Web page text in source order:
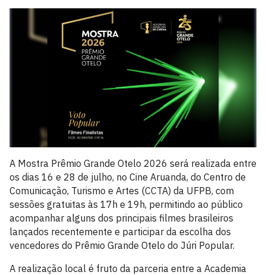
A Mostra Prêmio Grande Otelo 2026 será realizada entre
os dias 16 e 28 de julho, no Cine Aruanda, do Centro de
Comunicação, Turismo e Artes (CCTA) da UFPB, com
sessões gratuitas às 17h e 19h, permitindo ao público
acompanhar alguns dos principais filmes brasileiros
lançados recentemente e participar da escolha dos
vencedores do Prêmio Grande Otelo do Júri Popular.
A realização local é fruto da parceria entre a Academia